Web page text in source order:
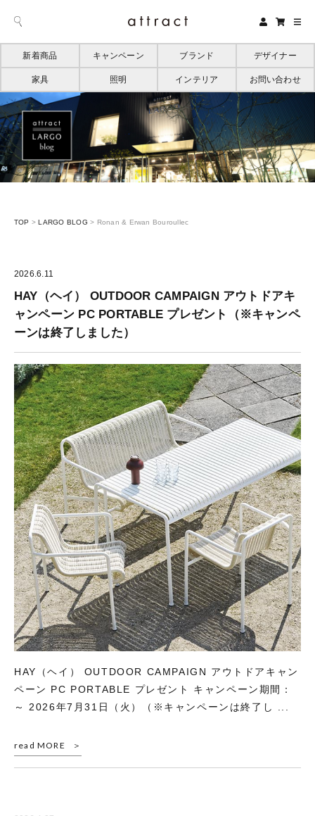
新着商品 キャンペーン ブランド デザイナー
家具 照明 インテリア お問い合わせ
TOP > LARGO BLOG > Ronan & Erwan Bouroullec
2026.6.11
HAY（ヘイ） OUTDOOR CAMPAIGN アウトドアキ
ャンペーン PC PORTABLE プレゼント（※キャンペ
ーンは終了しました）
HAY（ヘイ） OUTDOOR CAMPAIGN アウトドアキャン
ペーン PC PORTABLE プレゼント キャンペーン期間：
～ 2026年7月31日（火）（※キャンペーンは終了し ...
read MORE